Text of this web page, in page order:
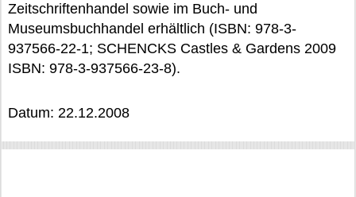
Zeitschriftenhandel sowie im Buch- und
Museumsbuchhandel erhältlich (ISBN: 978-3-
937566-22-1; SCHENCKS Castles & Gardens 2009
ISBN: 978-3-937566-23-8).
Datum: 22.12.2008